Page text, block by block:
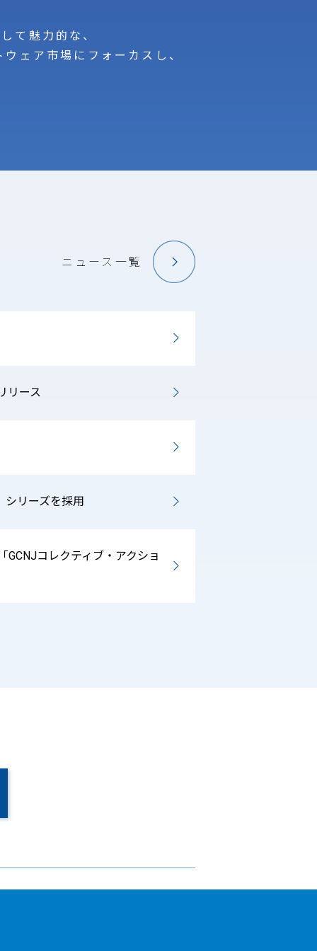
て魅力的な、
ェア市場にフォーカスし、
リース
シリーズを採用
コレクティブ・アクショ
ニュース一覧